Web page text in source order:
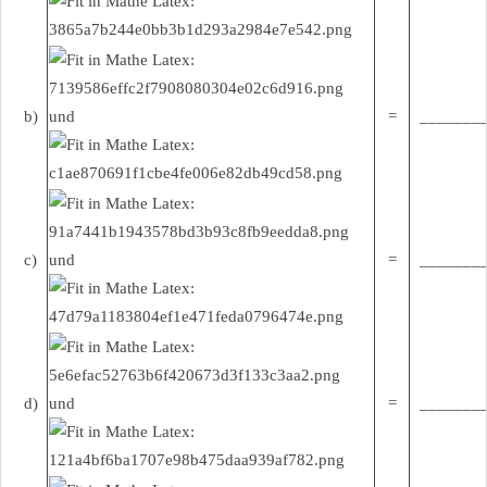
b) und =
c) und =
d) und =